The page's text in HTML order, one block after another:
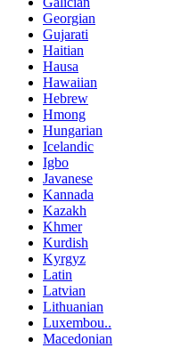
Georgian
Gujarati
Haitian
Hausa
Hawaiian
Hebrew
Hmong
Hungarian
Icelandic
Igbo
Javanese
Kannada
Kazakh
Khmer
Kurdish
Kyrgyz
Latin
Latvian
Lithuanian
Luxembou..
Macedonian